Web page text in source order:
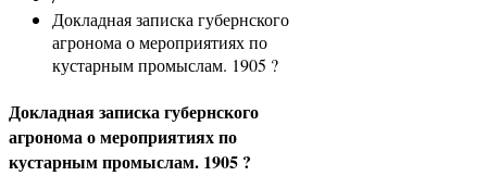
Докладная записка губернского
агронома о мероприятиях по
кустарным промыслам. 1905 ?
Докладная записка губернского
агронома о мероприятиях по
кустарным промыслам. 1905 ?